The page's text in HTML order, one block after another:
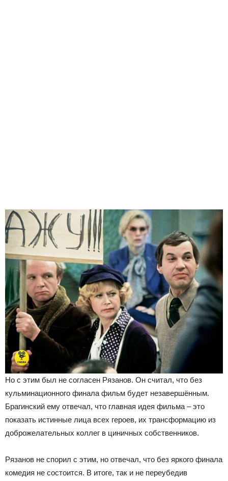
Но с этим был не согласен Рязанов. Он считал, что без
кульминационного финала фильм будет незавершённым.
Брагинский ему отвечал, что главная идея фильма – это
показать истинные лица всех героев, их трансформацию из
доброжелательных коллег в циничных собственников.
Рязанов не спорил с этим, но отвечал, что без яркого финала
комедия не состоится. В итоге, так и не переубедив